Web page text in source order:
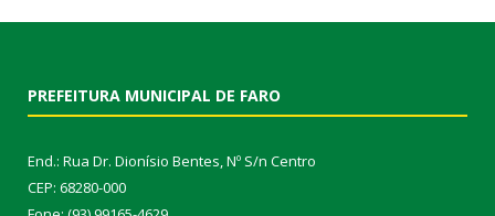
PREFEITURA MUNICIPAL DE FARO
End.: Rua Dr. Dionísio Bentes, Nº S/n Centro
CEP: 68280-000